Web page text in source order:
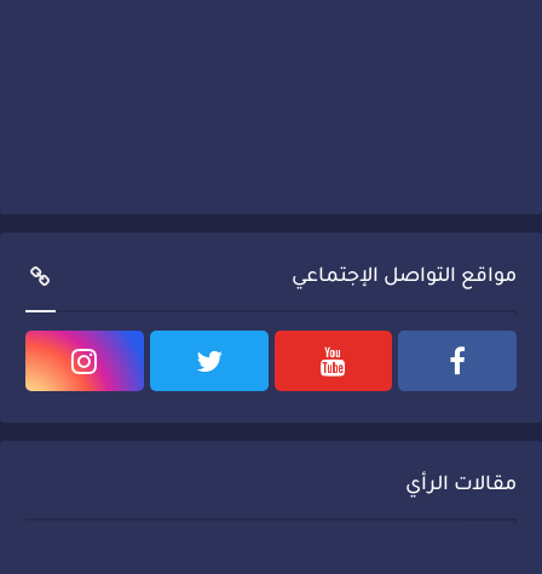
مواقع التواصل الإجتماعي
مقالات الرأي